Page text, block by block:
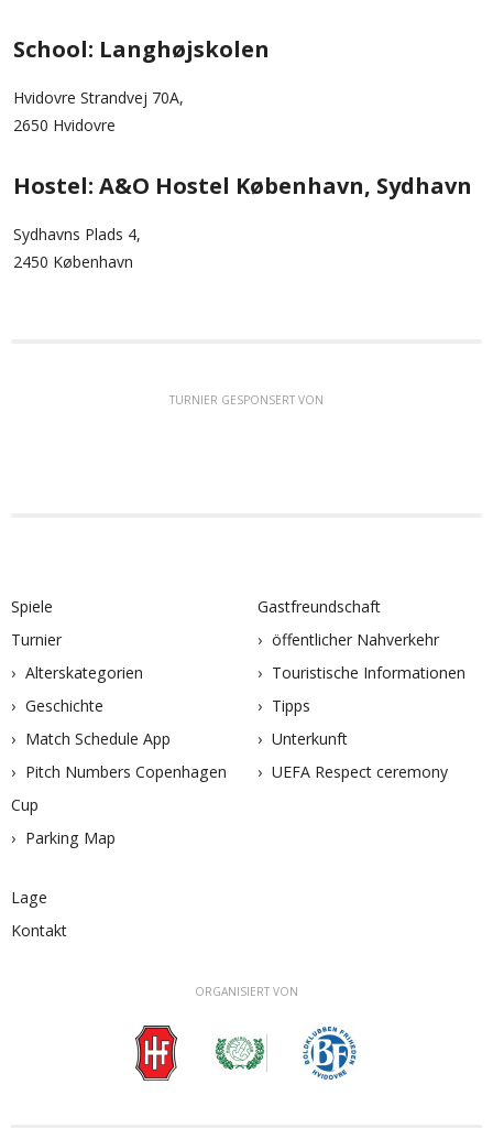
School: Langhøjskolen
Hvidovre Strandvej 70A,
2650 Hvidovre
Hostel: A&O Hostel København, Sydhavn
Sydhavns Plads 4,
2450 København
TURNIER GESPONSERT VON
Spiele
Turnier
Alterskategorien
Geschichte
Match Schedule App
Pitch Numbers Copenhagen
Cup
Parking Map
Gastfreundschaft
öffentlicher Nahverkehr
Touristische Informationen
Tipps
Unterkunft
UEFA Respect ceremony
Lage
Kontakt
ORGANISIERT VON